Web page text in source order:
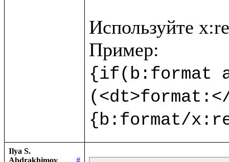
Используйте
{if(b:format
{b:format/
Ilya S.
Abdrakhimov
#